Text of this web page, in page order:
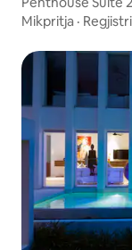
Mikpritja ·